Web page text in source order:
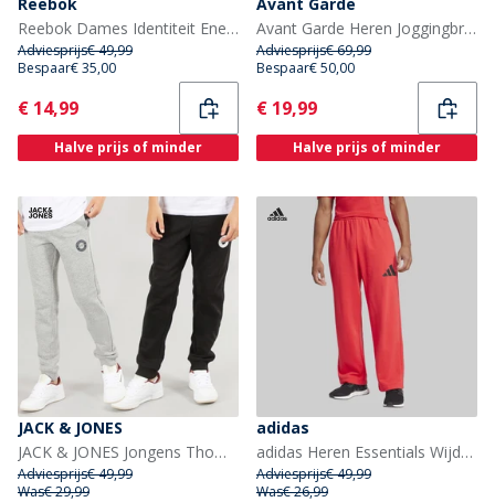
Reebok Dames Identiteit Energie Merk Trots Joggers Zwart
Adviesprijs€ 49,99
Bespaar€ 35,00
Current
€ 14,99
Halve prijs of minder
Avant Garde Heren Joggingbroek Bruin
Adviesprijs€ 69,99
Bespaar€ 50,00
Current
€ 19,99
Halve prijs of minder
JACK & JONES
JACK & JONES Jongens Thomas Joggingbroek Set van 2 Licht Grijs Melange/Zwart
Adviesprijs€ 49,99
Was€ 29,99
adidas
adidas Heren Essentials Wijde Pijp 3 Strepen Logo Joggers Pure Ruby/Zwart
Adviesprijs€ 49,99
Was€ 26,99